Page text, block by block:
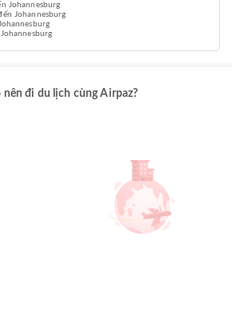
Johannesburg
Johannesburg
nên đi du lịch cùng Airpaz?